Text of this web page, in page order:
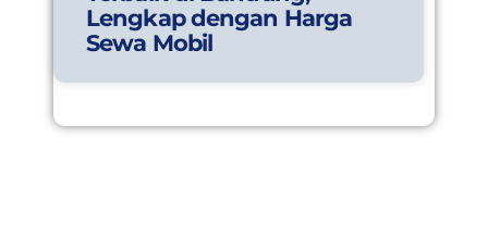
Lengkap dengan Harga
Sewa Mobil